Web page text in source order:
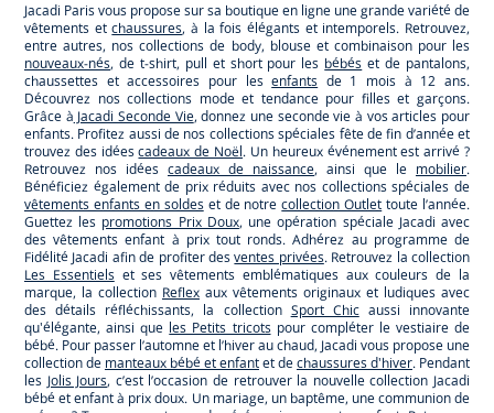
Jacadi Paris vous propose sur sa boutique en ligne une grande variété de
vêtements etchaussures, à la fois élégants et intemporels. Retrouvez,
entre autres, nos collections de body, blouse et combinaison pour les
nouveaux-nés, de t-shirt, pull et short pour les bébés et de pantalons,
chaussettes et accessoires pour lesenfants de 1 mois à 12 ans.
Découvrez nos collections mode et tendance pour filles et garçons.
Grâce à Jacadi Seconde Vie, donnez une seconde vie à vos articles pour
enfants. Profitez aussi de nos collections spéciales fête de fin d’année et
trouvez des idéescadeaux de Noël. Un heureux événement est arrivé ?
Retrouvez nos idées cadeaux de naissance, ainsi que le mobilier.
Bénéficiez également de prix réduits avec nos collections spéciales de
vêtements enfants en soldeset de notrecollection Outlet toute l’année.
Guettez les promotions Prix Doux, une opération spéciale Jacadi avec
des vêtements enfant à prix tout ronds. Adhérez au programme de
Fidélité Jacadi afin de profiter desventes privées. Retrouvez la collection
Les Essentielset ses vêtements emblématiques aux couleurs de la
marque, la collection Reflex aux vêtements originaux et ludiques avec
des détails réfléchissants, la collection Sport Chicaussi innovante
qu'élégante, ainsi que les Petits tricotspour compléter le vestiaire de
bébé. Pour passer l’automne et l’hiver au chaud, Jacadi vous propose une
collection de manteaux bébé et enfantet dechaussures d'hiver. Pendant
les Jolis Jours, c’est l’occasion de retrouver la nouvelle collection Jacadi
bébé et enfant à prix doux. Un mariage, un baptême, une communion de